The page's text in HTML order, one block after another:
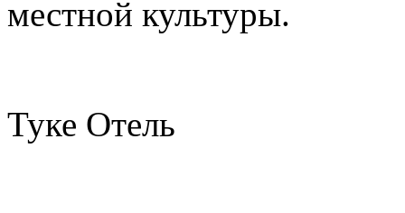
местной культуры.
Туке Отель